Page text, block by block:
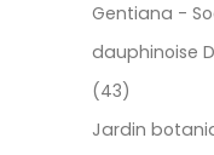
Gentiana -
dauphinoise
(43)
Jardin